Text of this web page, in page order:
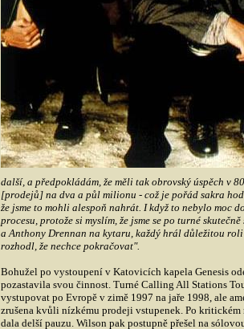
další, a předpokládám, že měli tak obrovský úspěch v
[prodejů] na dva a půl milionu - což je pořád sakra
že jsme to mohli alespoň nahrát. I když to nebylo moc
procesu, protože si myslím, že jsme se po turné
a Anthony Drennan na kytaru, každý hrál důležitou
rozhodl, že nechce pokračovat".
Bohužel po vystoupení v Katovicích kapela Genesis
pozastavila svou činnost. Turné Calling All Stations
vystupovat po Evropě v zimě 1997 na jaře 1998, ale
zrušena kvůli nízkému prodeji vstupenek. Po kritickém
dala delší pauzu. Wilson pak postupně přešel na